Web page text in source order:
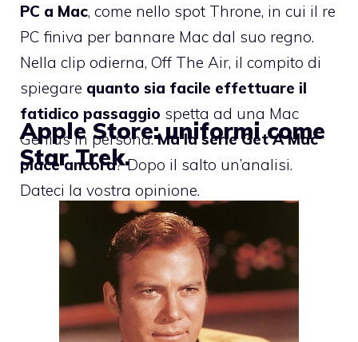
PC a Mac, come nello spot Throne, in cui il re
PC finiva per bannare Mac dal suo regno.
Nella clip odierna, Off The Air, il compito di
spiegare quanto sia facile effettuare il
fatidico passaggio spetta ad una Mac
Genius in persona.Ma la serie Get A Mac
piace ancora? Dopo il salto un’analisi.
Dateci la vostra opinione.
Apple Store: uniformi come
Star Trek.